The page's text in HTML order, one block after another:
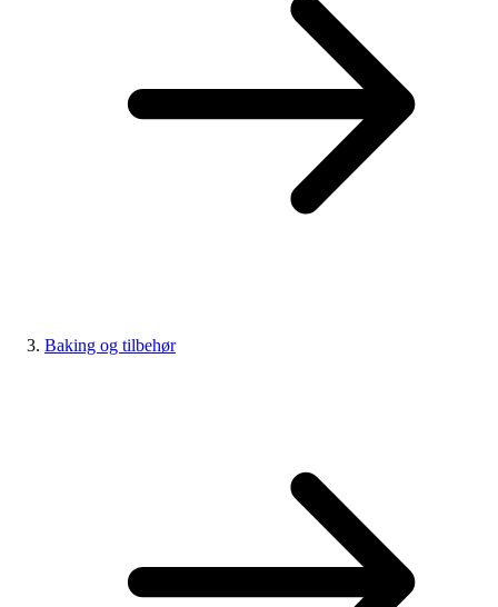
Baking og tilbehør